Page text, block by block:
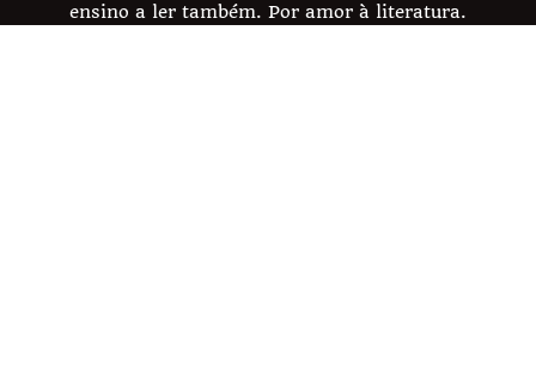
ensino a ler também. Por amor à literatura.